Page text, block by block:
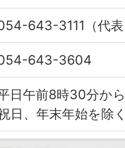
643-3111（代
643-3604
日午前8時30分か
祝日、年末年始を除